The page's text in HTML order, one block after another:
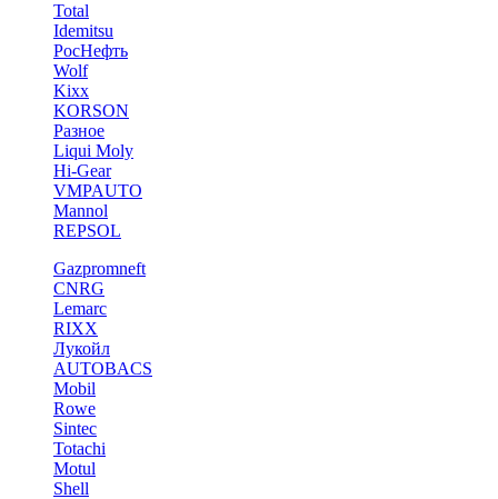
Total
Idemitsu
РосНефть
Wolf
Kixx
KORSON
Разное
Liqui Moly
Hi-Gear
VMPAUTO
Mannol
REPSOL
Gazpromneft
CNRG
Lemarc
RIXX
Лукойл
AUTOBACS
Mobil
Rowe
Sintec
Totachi
Motul
Shell